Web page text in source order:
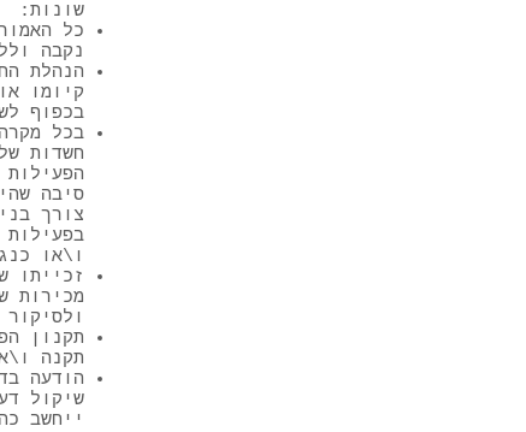
שונות:
כל
נקבה
הנהלת
קיומו
בכפוף
בכל
חשדות
סיבה
צורך
ו\או
זכייתו
מכירות
תקנון
תקנה
הודעה
שיקול
ייחשב